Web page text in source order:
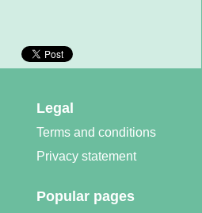
Legal
Terms and conditions
Privacy statement
Popular pages